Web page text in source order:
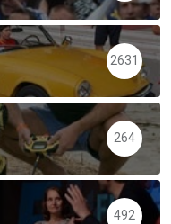
2631
264
492